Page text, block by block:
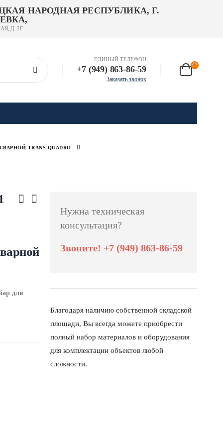
НАРОДНАЯ РЕСПУБЛИКА, Г.
Д. 2Г
ЕДИНЫЙ ТЕЛЕФОН
+7 (949) 863-86-59
Заказать звонок
TRANS-QUADRO
для
Нужна техническая
консультация?
Звоните! +7 (949) 863-86-59
Благодаря наличию собственной складской
площади, Вы всегда можете приобрести
полный набор материалов и оборудования
для комплектации объектов любой
сложности.